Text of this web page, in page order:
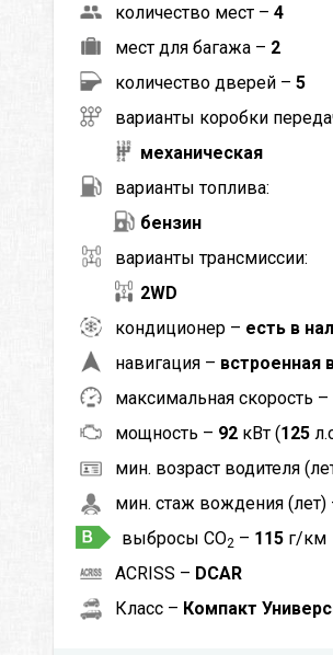
количество мест – 4
мест для багажа – 2
количество дверей – 5
варианты коробки
механическая
варианты топлива:
бензин
варианты трансмиссии:
2WD
кондиционер – есть в
навигация – встроенная
максимальная скорость –
мощность – 92 кВт (125
мин. возраст водителя
мин. стаж вождения (лет)
выбросы CO2 – 115 г/км
ACRISS – DCAR
Класс – Компакт